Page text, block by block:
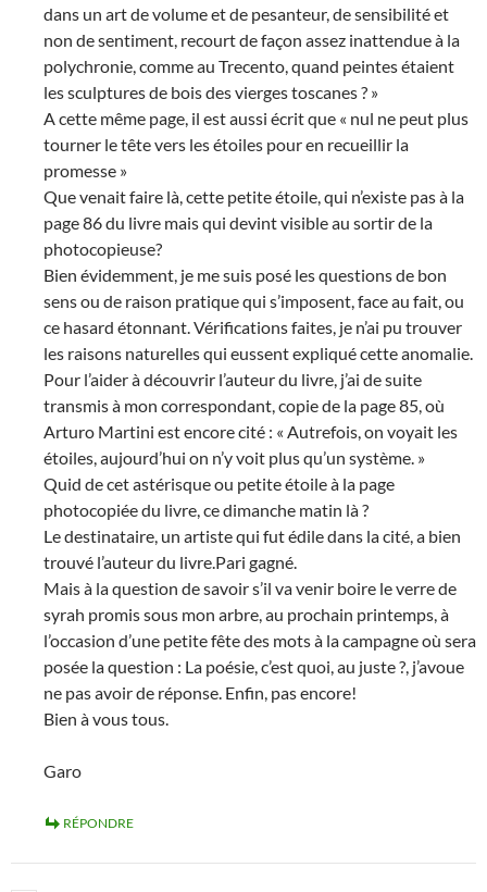
dans un art de volume et de pesanteur, de sensibilité et
non de sentiment, recourt de façon assez inattendue à la
polychronie, comme au Trecento, quand peintes étaient
les sculptures de bois des vierges toscanes ? »
A cette même page, il est aussi écrit que « nul ne peut plus
tourner le tête vers les étoiles pour en recueillir la
promesse »
Que venait faire là, cette petite étoile, qui n’existe pas à la
page 86 du livre mais qui devint visible au sortir de la
photocopieuse?
Bien évidemment, je me suis posé les questions de bon
sens ou de raison pratique qui s’imposent, face au fait, ou
ce hasard étonnant. Vérifications faites, je n’ai pu trouver
les raisons naturelles qui eussent expliqué cette anomalie.
Pour l’aider à découvrir l’auteur du livre, j’ai de suite
transmis à mon correspondant, copie de la page 85, où
Arturo Martini est encore cité : « Autrefois, on voyait les
étoiles, aujourd’hui on n’y voit plus qu’un système. »
Quid de cet astérisque ou petite étoile à la page
photocopiée du livre, ce dimanche matin là ?
Le destinataire, un artiste qui fut édile dans la cité, a bien
trouvé l’auteur du livre.Pari gagné.
Mais à la question de savoir s’il va venir boire le verre de
syrah promis sous mon arbre, au prochain printemps, à
l’occasion d’une petite fête des mots à la campagne où sera
posée la question : La poésie, c’est quoi, au juste ?, j’avoue
ne pas avoir de réponse. Enfin, pas encore!
Bien à vous tous.
Garo
RÉPONDRE